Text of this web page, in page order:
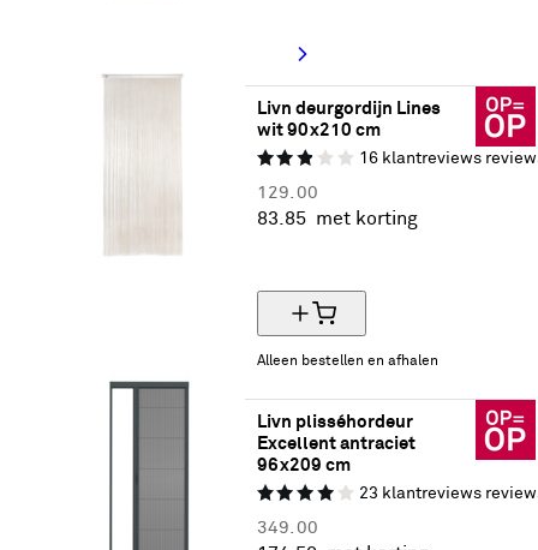
Livn deurgordijn Lines
wit 90x210 cm
16 klantreviews
129. 00
83. 85 met korting
Alleen bestellen en afhalen
Livn plisséhordeur
Excellent antraciet
96x209 cm
23 klantreviews
349. 00